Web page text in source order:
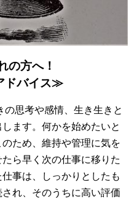
の方へ！
ドバイス≫
の思考や感情、生き生きと
ます。何かを始めたいと
ため、維持や管理に気を
ら早く次の仕事に移りた
事は、しっかりとしたも
れ、そのうちに高い評価